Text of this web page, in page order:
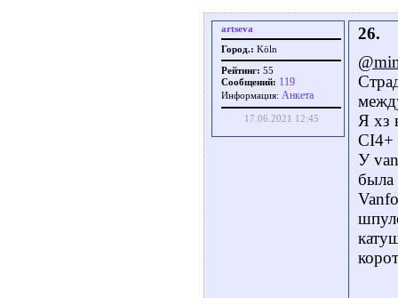
artseva
Город.: Köln
Рейтинг: 55
Сообщений: 119
Информация: Aнкета
17.06.2021 12:45
26.
Я хз
CI4+
У
была